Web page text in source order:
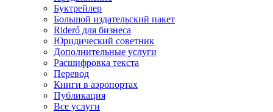
Буктрейлер
Большой издательский пакет
Rideró для бизнеса
Юридический советник
Дополнительные услуги
Расшифровка текста
Перевод
Книги в аэропортах
Публикация
Все услуги